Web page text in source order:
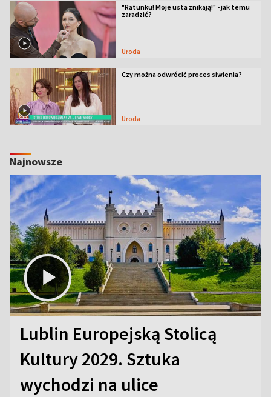
"Ratunku! Moje usta znikają!" - jak temu
zaradzić?
Uroda
Czy można odwrócić proces siwienia?
Uroda
Najnowsze
Lublin Europejską Stolicą
Kultury 2029. Sztuka
wychodzi na ulice